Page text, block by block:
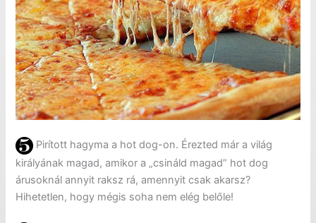
Pirított hagyma a hot dog-on. Érezted már a világ
királyának magad, amikor a „csináld magad” hot dog
árusoknál annyit raksz rá, amennyit csak akarsz?
Hihetetlen, hogy mégis soha nem elég belőle!